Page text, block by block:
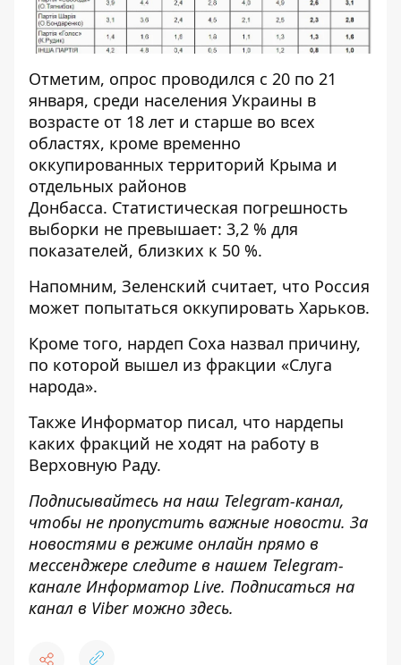
Отметим, опрос проводился с 20 по 21
января, среди населения Украины в
возрасте от 18 лет и старше во всех
областях, кроме временно
оккупированных территорий Крыма и
отдельных районов
Донбасса. Статистическая погрешность
выборки не превышает: 3,2 % для
показателей, близких к 50 %.
Напомним, Зеленский считает, что Россия
может попытаться оккупировать Харьков.
Кроме того, нардеп Соха назвал причину,
по которой вышел из фракции «Слуга
народа».
Также Информатор писал, что нардепы
каких фракций не ходят на работу в
Верховную Раду.
Подписывайтесь на наш Telegram-канал,
чтобы не пропустить важные новости. За
новостями в режиме онлайн прямо в
мессенджере следите в нашем Telegram-
канале Информатор Live. Подписаться на
канал в Viber можно здесь.